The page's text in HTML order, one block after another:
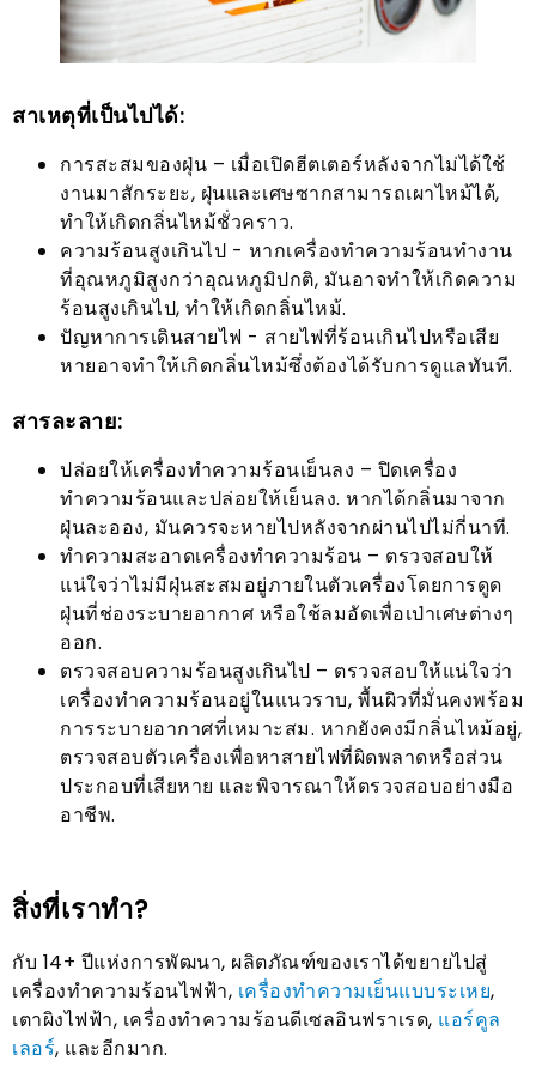
สาเหตุที่เป็นไปได้:
การสะสมของฝุ่น – เมื่อเปิดฮีตเตอร์หลังจากไม่ได้ใช้
งานมาสักระยะ, ฝุ่นและเศษซากสามารถเผาไหม้ได้,
ทำให้เกิดกลิ่นไหม้ชั่วคราว.
ความร้อนสูงเกินไป - หากเครื่องทำความร้อนทำงาน
ที่อุณหภูมิสูงกว่าอุณหภูมิปกติ, มันอาจทำให้เกิดความ
ร้อนสูงเกินไป, ทำให้เกิดกลิ่นไหม้.
ปัญหาการเดินสายไฟ - สายไฟที่ร้อนเกินไปหรือเสีย
หายอาจทำให้เกิดกลิ่นไหม้ซึ่งต้องได้รับการดูแลทันที.
สารละลาย:
ปล่อยให้เครื่องทำความร้อนเย็นลง – ปิดเครื่อง
ทำความร้อนและปล่อยให้เย็นลง. หากได้กลิ่นมาจาก
ฝุ่นละออง, มันควรจะหายไปหลังจากผ่านไปไม่กี่นาที.
ทำความสะอาดเครื่องทำความร้อน – ตรวจสอบให้
แน่ใจว่าไม่มีฝุ่นสะสมอยู่ภายในตัวเครื่องโดยการดูด
ฝุ่นที่ช่องระบายอากาศ หรือใช้ลมอัดเพื่อเป่าเศษต่างๆ
ออก.
ตรวจสอบความร้อนสูงเกินไป – ตรวจสอบให้แน่ใจว่า
เครื่องทำความร้อนอยู่ในแนวราบ, พื้นผิวที่มั่นคงพร้อม
การระบายอากาศที่เหมาะสม. หากยังคงมีกลิ่นไหม้อยู่,
ตรวจสอบตัวเครื่องเพื่อหาสายไฟที่ผิดพลาดหรือส่วน
ประกอบที่เสียหาย และพิจารณาให้ตรวจสอบอย่างมือ
อาชีพ.
สิ่งที่เราทำ?
กับ 14+ ปีแห่งการพัฒนา, ผลิตภัณฑ์ของเราได้ขยายไปสู่
เครื่องทำความร้อนไฟฟ้า, เครื่องทำความเย็นแบบระเหย,
เตาผิงไฟฟ้า, เครื่องทำความร้อนดีเซลอินฟราเรด, แอร์คูล
เลอร์, และอีกมาก.